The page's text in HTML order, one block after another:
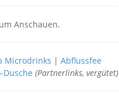
Anschauen.
Microdrinks | Abflussfee
Dusche (Partnerlinks, vergütet)